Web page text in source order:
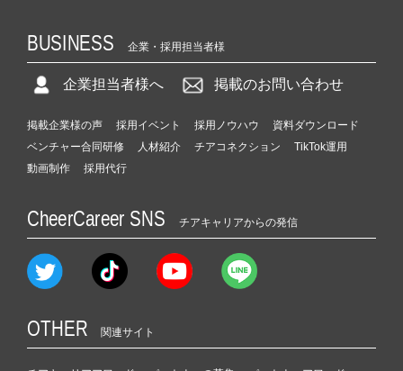
BUSINESS 企業・採用担当者様
企業担当者様へ 掲載のお問い合わせ
掲載企業様の声 採用イベント 採用ノウハウ
資料ダウンロード
ベンチャー合同研修
人材紹介 チアコネクション
TikTok運用
動画制作
採用代行
CheerCareer SNS チアキャリアからの発信
OTHER 関連サイト